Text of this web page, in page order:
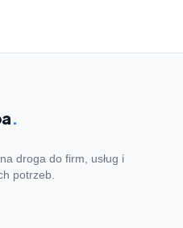
.
droga do firm, usług i
potrzeb.